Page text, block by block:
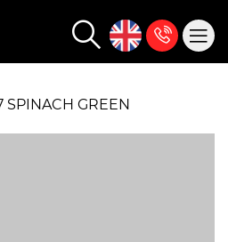
SPINACH GREEN